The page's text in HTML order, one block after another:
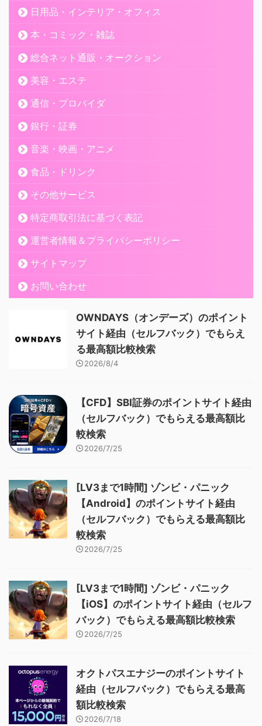
日用品・インテリア・オフィス
本・コミック・雑誌
総合ネット通販・オークション
美容・エステ
通信・プロバイダ
銀行・証券
音楽・映画・アニメ
食品・ドリンク
その他サービス
特定商取引法に基づく表記
運営者情報＆プライバシーポリシー
サイトマップ
お問い合わせ
OWNDAYS（オンデーズ）のポイント
サイト経由（セルフバック）でもらえ
る最高額比較検索
2026/8/4
【CFD】SBI証券のポイントサイト経由
（セルフバック）でもらえる最高額比
較検索
2026/7/25
[LV3まで1時間] ゾンビ・パニック
【Android】のポイントサイト経由
（セルフバック）でもらえる最高額比
較検索
2026/7/25
[LV3まで1時間] ゾンビ・パニック
【iOS】のポイントサイト経由（セルフ
バック）でもらえる最高額比較検索
2026/7/25
オクトパスエナジーのポイントサイト
経由（セルフバック）でもらえる最高
額比較検索
2026/7/18